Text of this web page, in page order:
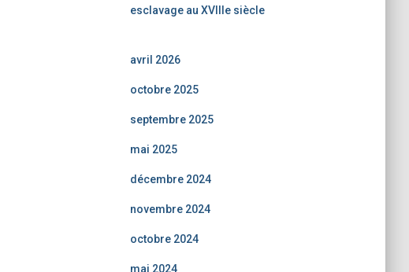
esclavage au XVIIIe siècle
avril 2026
octobre 2025
septembre 2025
mai 2025
décembre 2024
novembre 2024
octobre 2024
mai 2024